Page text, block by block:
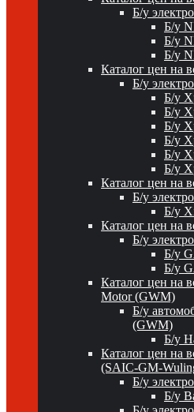
Б/у
Б/у
Б/у
Б/у
Каталог цен на
Б/у
Б/у
Б/у
Б/у
Б/у
Б/у
Б/у
Каталог цен на
Б/у
Б/у
Каталог цен на
Б/у
Б/у
Б/у
Каталог цен на
Motor (GWM)
Б/у
(GWM)
Б/у
Каталог цен на
(SAIC-GM-
Б/у
Б/у